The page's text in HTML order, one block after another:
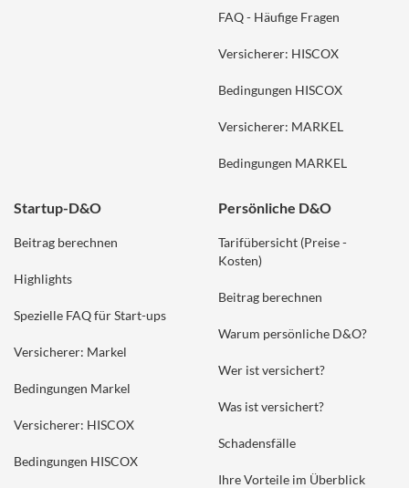
FAQ - Häufige Fragen
Versicherer: HISCOX
Bedingungen HISCOX
Versicherer: MARKEL
Bedingungen MARKEL
Startup-D&O
Beitrag berechnen
Highlights
Spezielle FAQ für Start-ups
Versicherer: Markel
Bedingungen Markel
Versicherer: HISCOX
Bedingungen HISCOX
Persönliche D&O
Tarifübersicht (Preise -
Kosten)
Beitrag berechnen
Warum persönliche D&O?
Wer ist versichert?
Was ist versichert?
Schadensfälle
Ihre Vorteile im Überblick